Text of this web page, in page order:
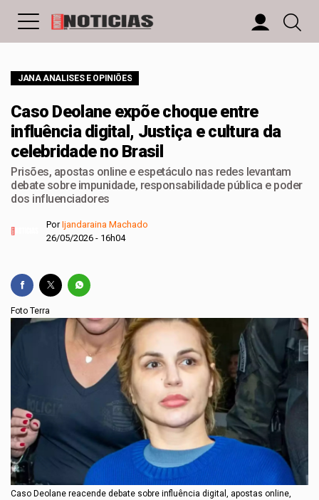
JANA ANALISES E OPINIÕES
Caso Deolane expõe choque entre
influência digital, Justiça e cultura da
celebridade no Brasil
Prisões, apostas online e espetáculo nas redes levantam
debate sobre impunidade, responsabilidade pública e poder
dos influenciadores
PorIjandaraina Machado
26/05/2026 - 16h04
Foto Terra
Caso Deolane reacende debate sobre influência digital, apostas online,